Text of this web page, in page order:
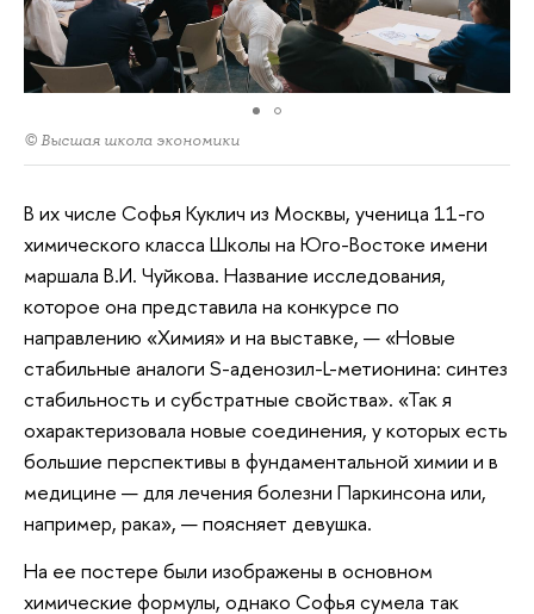
© Высшая школа экономики
В их числе Софья Куклич из Москвы, ученица 11-го
химического класса Школы на Юго-Востоке имени
маршала В.И. Чуйкова. Название исследования,
которое она представила на конкурсе по
направлению «Химия» и на выставке, — «Новые
стабильные аналоги S-аденозил-L-метионина: синтез
стабильность и субстратные свойства». «Так я
охарактеризовала новые соединения, у которых есть
большие перспективы в фундаментальной химии и в
медицине — для лечения болезни Паркинсона или,
например, рака», — поясняет девушка.
На ее постере были изображены в основном
химические формулы, однако Софья сумела так